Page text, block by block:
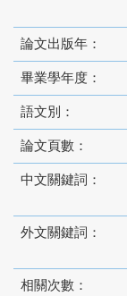
論文出版年：
畢業學年度：
語文別：
論文頁數：
中文關鍵詞：
外文關鍵詞：
相關次數：